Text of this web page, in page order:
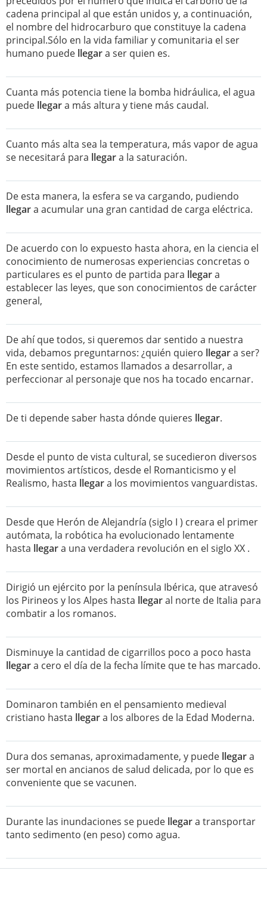
cadena principal al que están unidos y, a continuación,
el nombre del hidrocarburo que constituye la cadena
principal.Sólo en la vida familiar y comunitaria el ser
humano puede llegara ser quien es.
Cuanta más potencia tiene la bomba hidráulica, el agua
puede llegara más altura y tiene más caudal.
Cuanto más alta sea la temperatura, más vapor de agua
se necesitará para llegara la saturación.
De esta manera, la esfera se va cargando, pudiendo
llegara acumular una gran cantidad de carga eléctrica.
De acuerdo con lo expuesto hasta ahora, en la ciencia el
conocimiento de numerosas experiencias concretas o
particulares es el punto de partida para llegara
establecer las leyes, que son conocimientos de carácter
general,
De ahí que todos, si queremos dar sentido a nuestra
vida, debamos preguntarnos: ¿quién quiero llegara ser?
En este sentido, estamos llamados a desarrollar, a
perfeccionar al personaje que nos ha tocado encarnar.
De ti depende saber hasta dónde quieres llegar.
Desde el punto de vista cultural, se sucedieron diversos
movimientos artísticos, desde el Romanticismo y el
Realismo, hasta llegara los movimientos vanguardistas.
Desde que Herón de Alejandría (siglo I ) creara el primer
autómata, la robótica ha evolucionado lentamente
hasta llegara una verdadera revolución en el siglo XX .
Dirigió un ejército por la península Ibérica, que atravesó
los Pirineos y los Alpes hasta llegaral norte de Italia para
combatir a los romanos.
Disminuye la cantidad de cigarrillos poco a poco hasta
llegara cero el día de la fecha límite que te has marcado.
Dominaron también en el pensamiento medieval
cristiano hasta llegara los albores de la Edad Moderna.
Dura dos semanas, aproximadamente, y puede llegara
ser mortal en ancianos de salud delicada, por lo que es
conveniente que se vacunen.
Durante las inundaciones se puede llegara transportar
tanto sedimento (en peso) como agua.